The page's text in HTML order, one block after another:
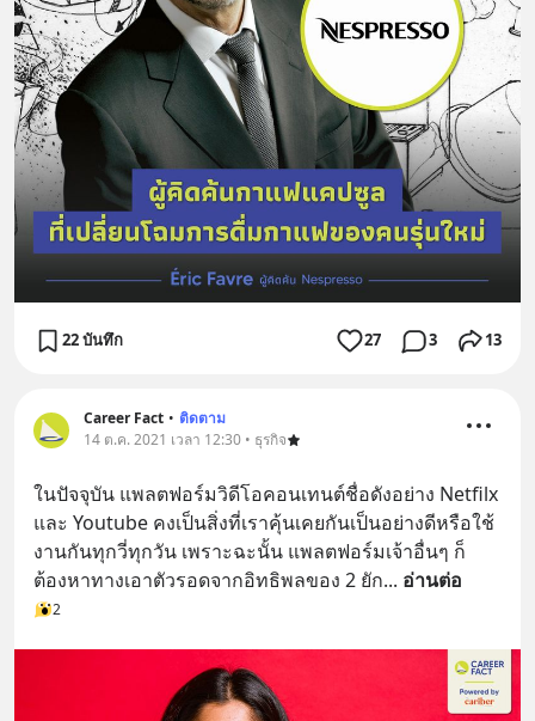
22 บันทึก 27 3 13
Career Fact • ติดตาม
14 ต.ค. 2021 เวลา 12:30 • ธุรกิจ
ในปัจจุบัน แพลตฟอร์มวิดีโอคอนเทนต์ชื่อดังอย่าง Netfilx
และ Youtube คงเป็นสิ่งที่เราคุ้นเคยกันเป็นอย่างดีหรือใช้
งานกันทุกวี่ทุกวัน เพราะฉะนั้น แพลตฟอร์มเจ้าอื่นๆ ก็
ต้องหาทางเอาตัวรอดจากอิทธิพลของ 2 ยัก... อ่านต่อ
2